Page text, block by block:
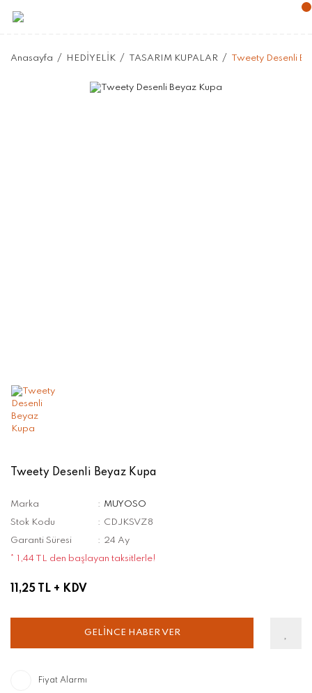
Anasayfa HEDİYELİK TASARIM KUPALAR Tweety Desenli
Tweety Desenli Beyaz Kupa
Marka
MUYOSO
Stok Kodu
CDJKSVZ8
Garanti Süresi
24 Ay
* 1,44 TL den başlayan taksitlerle!
11,25 TL + KDV
GELİNCE HABER VER
Fiyat Alarmı